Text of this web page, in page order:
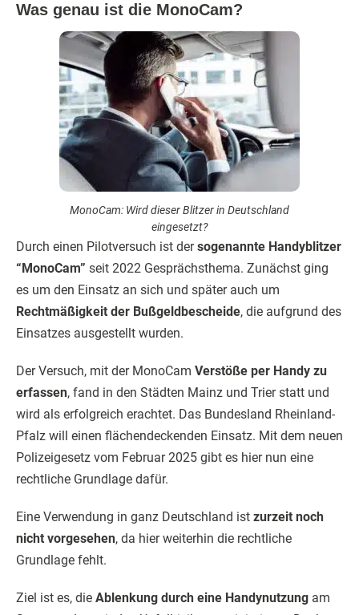
Was genau ist die MonoCam?
MonoCam: Wird dieser Blitzer in Deutschland
eingesetzt?
Durch einen Pilotversuch ist dersogenannte Handyblitzer
“MonoCam” seit 2022 Gesprächsthema. Zunächst ging
es um den Einsatz an sich und später auch um
Rechtmäßigkeit der Bußgeldbescheide, die aufgrund des
Einsatzes ausgestellt wurden.
Der Versuch, mit der MonoCam Verstöße per Handy zu
erfassen, fand in den Städten Mainz und Trier statt und
wird als erfolgreich erachtet. Das Bundesland Rheinland-
Pfalz will einen flächendeckenden Einsatz. Mit dem neuen
Polizeigesetz vom Februar 2025 gibt es hier nun eine
rechtliche Grundlage dafür.
Eine Verwendung in ganz Deutschland ist zurzeit noch
nicht vorgesehen, da hier weiterhin die rechtliche
Grundlage fehlt.
Ziel ist es, die Ablenkung durch eine Handynutzung am